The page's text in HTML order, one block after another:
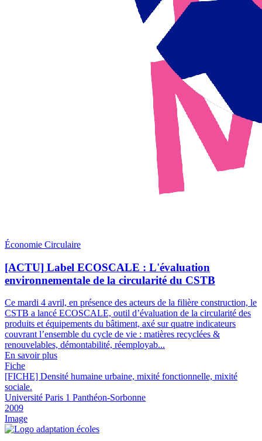
Économie Circulaire
[ACTU] Label ECOSCALE : L'évaluation
environnementale de la circularité du CSTB
Ce mardi 4 avril, en présence des acteurs de la filière construction, le
CSTB a lancé ECOSCALE, outil d’évaluation de la circularité des
produits et équipements du bâtiment, axé sur quatre indicateurs
couvrant l’ensemble du cycle de vie : matières recyclées &
renouvelables, démontabilité, réemployab...
En savoir plus
Fiche
[FICHE] Densité humaine urbaine, mixité fonctionnelle, mixité
sociale.
Université Paris 1 Panthéon-Sorbonne
2009
Image